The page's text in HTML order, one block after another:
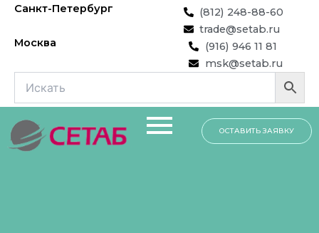
Перейти
содержимому
Санкт-Петербург
(812) 248-88-60
trade@setab.ru
Москва
(916) 946 11 81
msk@setab.ru
ОСТАВИТЬ ЗАЯВКУ